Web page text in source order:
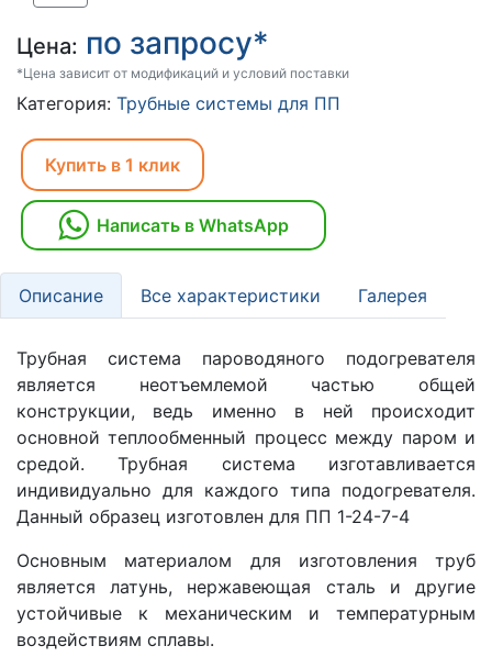
Цена: по запросу*
*Цена зависит от модификаций и условий поставки
Категория: Трубные системы для ПП
Купить в 1 клик
Написать в WhatsApp
Описание Все характеристики Галерея
Трубная система пароводяного подогревателя
является неотъемлемой частью общей
конструкции, ведь именно в ней происходит
основной теплообменный процесс между паром и
средой. Трубная система изготавливается
индивидуально для каждого типа подогревателя.
Данный образец изготовлен для ПП 1-24-7-4
Основным материалом для изготовления труб
является латунь, нержавеющая сталь и другие
устойчивые к механическим и температурным
воздействиям сплавы.